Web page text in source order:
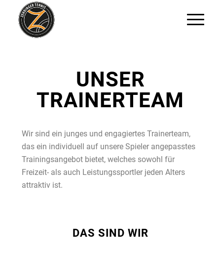
UNSER
TRAINERTEAM
Wir sind ein junges und engagiertes Trainerteam,
das ein individuell auf unsere Spieler angepasstes
Trainingsangebot bietet, welches sowohl für
Freizeit- als auch Leistungssportler jeden Alters
attraktiv ist.
DAS SIND WIR